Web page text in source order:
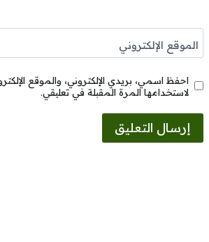
الموقع الإلكتروني
احفظ اسمي، بريدي الإلكتروني، والموقع
لاستخدامها المرة المقبلة في تعليقي.